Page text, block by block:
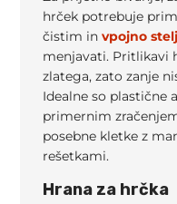
hrček potrebuje
čistim invpojno
menjavati. Pritlikavi
zlatega, zato zanje
Idealne so plastične
primernim
posebne kletke z
rešetkami.
Hrana za hrčka